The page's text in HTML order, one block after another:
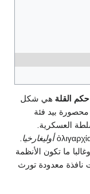
حكم القلة هي شكل
محصورة بيد فئة
العسكرية.
أوليغارخيا.
ما تكون الأنظمة
نافذة معدودة تورث